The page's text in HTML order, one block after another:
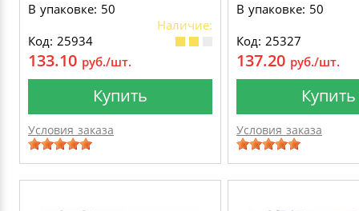
В упаковке: 50
Наличие:
Код: 25934
133.10 руб./шт.
Купить
Условия заказа
В упаковке: 50
Код: 25327
137.20 руб./шт.
Купить
Условия заказа